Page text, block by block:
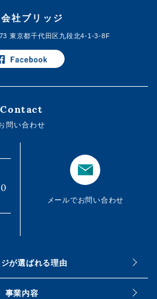
社ブリッジ
東京都千代田区九段北4-1-3-8F
Contact
問い合わせ
メールでお問い合わせ
が選ばれる理由
事業内容